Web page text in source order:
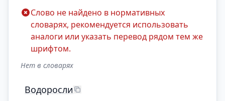
Слово не найдено в нормативных
словарях, рекомендуется использовать
аналоги или указать перевод рядом тем же
шрифтом.
Нет в словарях
Водоросли